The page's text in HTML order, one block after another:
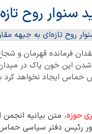
سنوار روح
فرمانده قهرمان و
شدن این خون پاک در
ایجاد نخواهد کرد
حوزه، متن بیانیه
رئیس دفتر سیاسی